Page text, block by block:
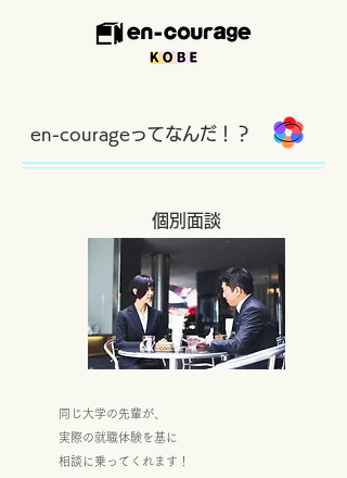
en-courageってなんだ！？
個別面談
同じ大学の先輩が、
実際の就職体験を基に
相談に乗ってくれます！